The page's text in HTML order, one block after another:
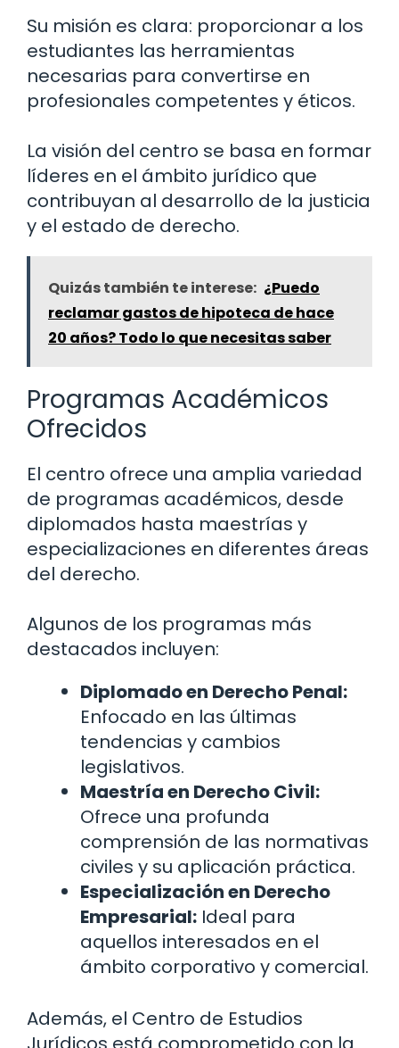
Su misión es clara: proporcionar a los
estudiantes las herramientas
necesarias para convertirse en
profesionales competentes y éticos.
La visión del centro se basa en formar
líderes en el ámbito jurídico que
contribuyan al desarrollo de la justicia
y el estado de derecho.
Quizás también te interese: ¿Puedo
reclamar gastos de hipoteca de hace
20 años? Todo lo que necesitas saber
Programas Académicos
Ofrecidos
El centro ofrece una amplia variedad
de programas académicos, desde
diplomados hasta maestrías y
especializaciones en diferentes áreas
del derecho.
Algunos de los programas más
destacados incluyen:
Diplomado en Derecho Penal:
Enfocado en las últimas
tendencias y cambios
legislativos.
Maestría en Derecho Civil:
Ofrece una profunda
comprensión de las normativas
civiles y su aplicación práctica.
Especialización en Derecho
Empresarial: Ideal para
aquellos interesados en el
ámbito corporativo y comercial.
Además, el Centro de Estudios